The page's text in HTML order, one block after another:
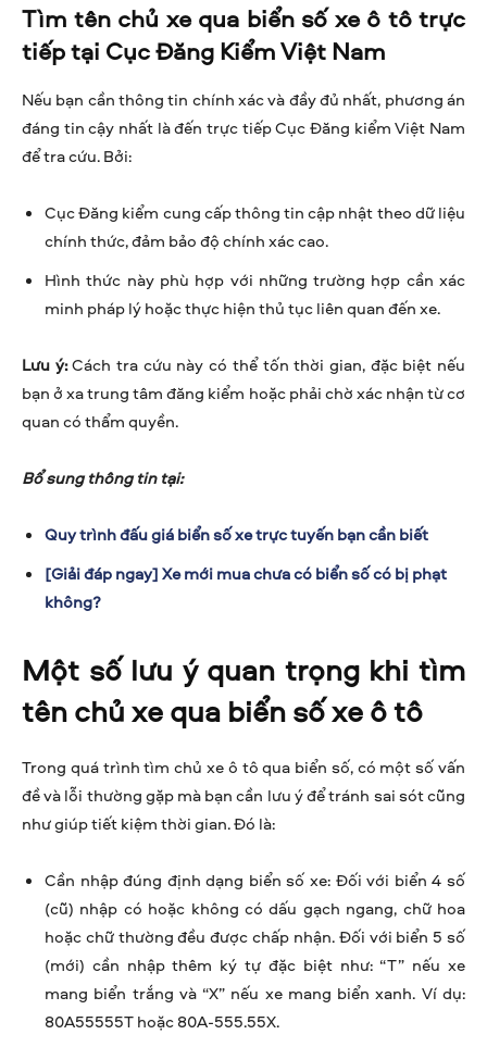
Tìm tên chủ xe qua biển số xe ô tô trực
tiếp tại Cục Đăng Kiểm Việt Nam
Nếu bạn cần thông tin chính xác và đầy đủ nhất, phương án
đáng tin cậy nhất là đến trực tiếp Cục Đăng kiểm Việt Nam
để tra cứu. Bởi:
Cục Đăng kiểm cung cấp thông tin cập nhật theo dữ liệu
chính thức, đảm bảo độ chính xác cao.
Hình thức này phù hợp với những trường hợp cần xác
minh pháp lý hoặc thực hiện thủ tục liên quan đến xe.
Lưu ý:Cách tra cứu này có thể tốn thời gian, đặc biệt nếu
bạn ở xa trung tâm đăng kiểm hoặc phải chờ xác nhận từ cơ
quan có thẩm quyền.
Bổ sung thông tin tại:
Quy trình đấu giá biển số xe trực tuyến bạn cần biết
[Giải đáp ngay] Xe mới mua chưa có biển số có bị phạt
không?
Một số lưu ý quan trọng khi tìm
tên chủ xe qua biển số xe ô tô
Trong quá trình tìm chủ xe ô tô qua biển số, có một số vấn
đề và lỗi thường gặp mà bạn cần lưu ý để tránh sai sót cũng
như giúp tiết kiệm thời gian. Đó là:
Cần nhập đúng định dạng biển số xe: Đối với biển 4 số
(cũ) nhập có hoặc không có dấu gạch ngang, chữ hoa
hoặc chữ thường đều được chấp nhận. Đối với biển 5 số
(mới) cần nhập thêm ký tự đặc biệt như: “T” nếu xe
mang biển trắng và “X” nếu xe mang biển xanh. Ví dụ:
80A55555T hoặc 80A-555.55X.